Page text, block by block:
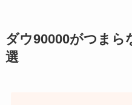
ダウ90000がつまら
選